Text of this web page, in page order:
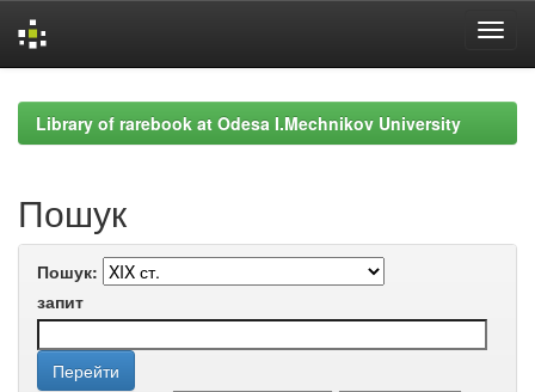
navigationLibrary of rarebook at Odesa I.Mechnikov University
Пошук
Пошук:
запит